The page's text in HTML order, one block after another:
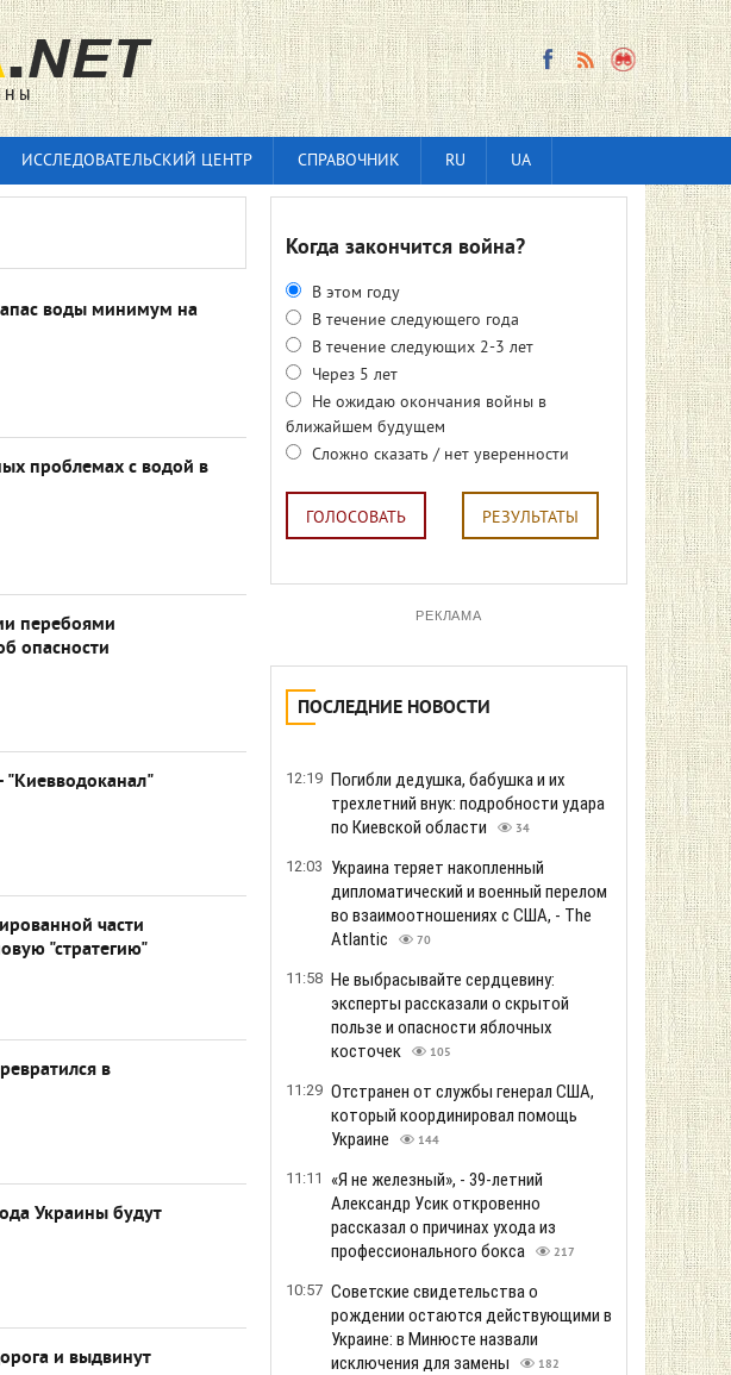
ИССЛЕДОВАТЕЛЬСКИЙ ЦЕНТР СПРАВОЧНИК RU UA
воды минимум на
проблемах с водой в
перебоями
опасности
"Киевводоканал"
части
"стратегию"
в
Украины будут
и выдвинут
Когда закончится война?
В этом году
В течение следующего года
В течение следующих 2-3 лет
Через 5 лет
Не ожидаю окончания войны в
ближайшем будущем
Сложно сказать / нет уверенности
ГОЛОСОВАТЬ РЕЗУЛЬТАТЫ
РЕКЛАМА
ПОСЛЕДНИЕ НОВОСТИ
12:19 Погибли дедушка, бабушка и их
трехлетний внук: подробности удара
по Киевской области
34
12:03 Украина теряет накопленный
дипломатический и военный перелом
во взаимоотношениях с США, - The
Atlantic
70
11:58 Не выбрасывайте сердцевину:
эксперты рассказали о скрытой
пользе и опасности яблочных
косточек
105
11:29 Отстранен от службы генерал США,
который координировал помощь
Украине
144
11:11
«Я не железный», - 39-летний
Александр Усик откровенно
рассказал о причинах ухода из
профессионального бокса
217
10:57 Советские свидетельства о
рождении остаются действующими в
Украине: в Минюсте назвали
исключения для замены
182